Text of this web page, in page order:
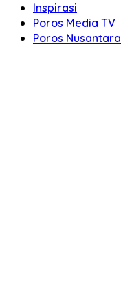
Inspirasi
Poros Media TV
Poros Nusantara